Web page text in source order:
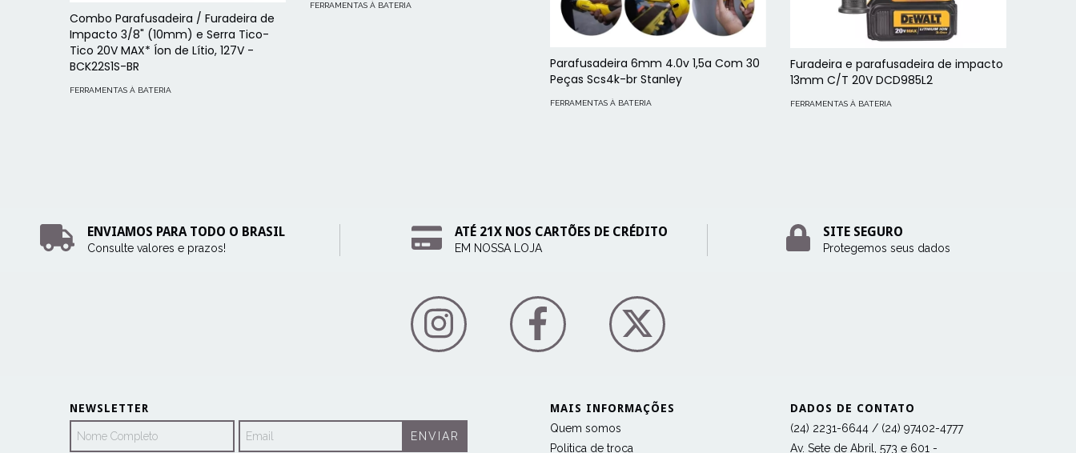
Combo Parafusadeira / Furadeira de
Impacto 3/8" (10mm) e Serra Tico-
Tico 20V MAX* Íon de Lítio, 127V -
BCK22S1S-BR
FERRAMENTAS À BATERIA
FERRAMENTAS À BATERIA
Parafusadeira 6mm 4.0v 1,5a Com 30
Peças Scs4k-br Stanley
FERRAMENTAS À BATERIA
Furadeira e parafusadeira de impacto
13mm C/T 20V DCD985L2
FERRAMENTAS À BATERIA
ENVIAMOS PARA TODO O BRASIL
Consulte valores e prazos!
ATÉ 21X NOS CARTÕES DE CRÉDITO
EM NOSSA LOJA
SITE SEGURO
Protegemos seus dados
NEWSLETTER
MAIS INFORMAÇÕES
Quem somos
Politica de troca
DADOS DE CONTATO
(24) 2231-6644 / (24) 97402-4777
Av. Sete de Abril, 573 e 601 -